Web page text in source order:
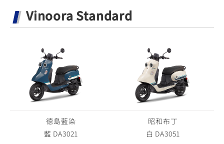
Vinoora Standard
德島藍染
藍 DA3021
昭和布丁
白 DA3051